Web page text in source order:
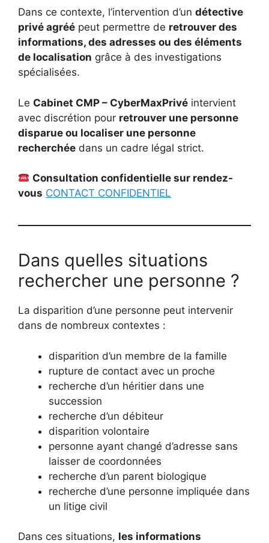
Dans ce contexte, l’intervention d’un détective
privé agréé peut permettre de retrouver des
informations, des adresses ou des éléments
de localisation grâce à des investigations
spécialisées.
Le Cabinet CMP – CyberMaxPrivé intervient
avec discrétion pour retrouver une personne
disparue ou localiser une personne
recherchée dans un cadre légal strict.
Consultation confidentielle sur rendez-
vous CONTACT CONFIDENTIEL
Dans quelles situations
rechercher une personne ?
La disparition d’une personne peut intervenir
dans de nombreux contextes :
disparition d’un membre de la famille
rupture de contact avec un proche
recherche d’un héritier dans une
succession
recherche d’un débiteur
disparition volontaire
personne ayant changé d’adresse sans
laisser de coordonnées
recherche d’un parent biologique
recherche d’une personne impliquée dans
un litige civil
Dans ces situations, les informations